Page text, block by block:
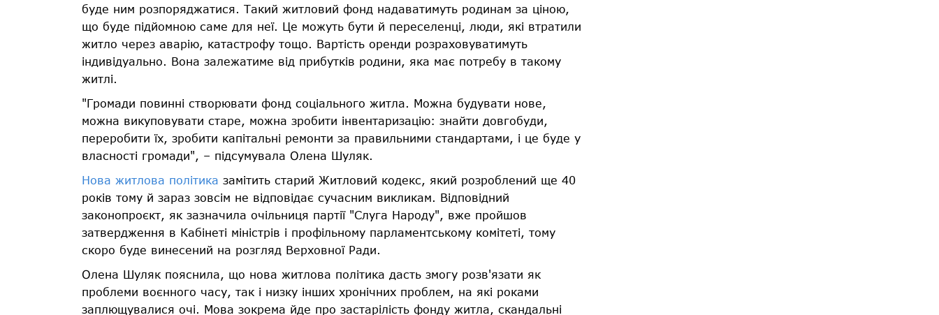
буде ним розпоряджатися. Такий житловий фонд надаватимуть родинам за ціною,
що буде підйомною саме для неї. Це можуть бути й переселенці, люди, які втратили
житло через аварію, катастрофу тощо. Вартість оренди розраховуватимуть
індивідуально. Вона залежатиме від прибутків родини, яка має потребу в такому
житлі.
"Громади повинні створювати фонд соціального житла. Можна будувати нове,
можна викуповувати старе, можна зробити інвентаризацію: знайти довгобуди,
переробити їх, зробити капітальні ремонти за правильними стандартами, і це буде у
власності громади", – підсумувала Олена Шуляк.
Нова житлова політика замітить старий Житловий кодекс, який розроблений ще 40
років тому й зараз зовсім не відповідає сучасним викликам. Відповідний
законопроєкт, як зазначила очільниця партії "Слуга Народу", вже пройшов
затвердження в Кабінеті міністрів і профільному парламентському комітеті, тому
скоро буде винесений на розгляд Верховної Ради.
Олена Шуляк пояснила, що нова житлова політика дасть змогу розв'язати як
проблеми воєнного часу, так і низку інших хронічних проблем, на які роками
заплющувалися очі. Мова зокрема йде про застарілість фонду житла, скандальні